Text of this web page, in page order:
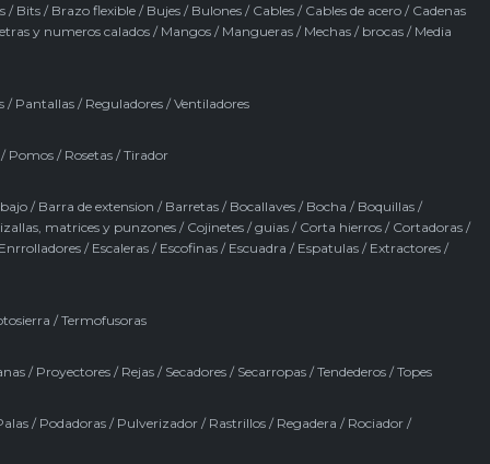
/ Bits / Brazo flexible / Bujes / Bulones / Cables / Cables de acero / Cadenas
y numeros calados / Mangos / Mangueras / Mechas / brocas / Media
/ Pantallas / Reguladores /Ventiladores
/ Pomos / Rosetas /Tirador
/ Barra de extension / Barretas / Bocallaves / Bocha / Boquillas /
matrices y punzones / Cojinetes / guias / Corta hierros / Cortadoras /
Enrrolladores / Escaleras / Escofinas / Escuadra / Espatulas / Extractores /
/Termofusoras
/ Proyectores / Rejas / Secadores / Secarropas /Tendederos /Topes
/ Podadoras / Pulverizador / Rastrillos / Regadera / Rociador /